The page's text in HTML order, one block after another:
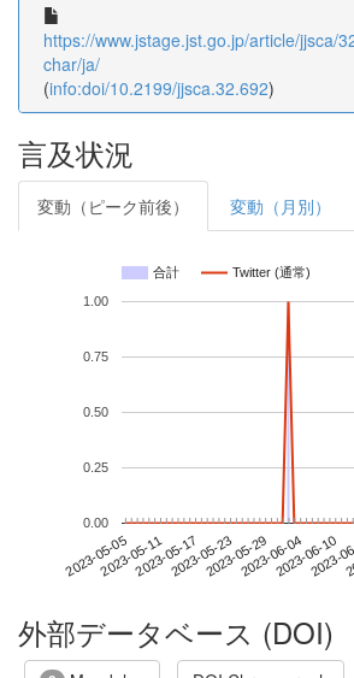
https://www.jstage.jst.go.jp/article/jjsca/
char/ja/
(info:doi/10.2199/jjsca.32.692)
言及状況
変動（ピーク前後） 変動（月別）
合計 Twitter (通常)
2023-05-052023-05-112023-05-172023-05-232023-05-292023-06-042023-06-10
2023-
0.00
0.25
0.50
0.75
1.00
外部データベース (DOI)